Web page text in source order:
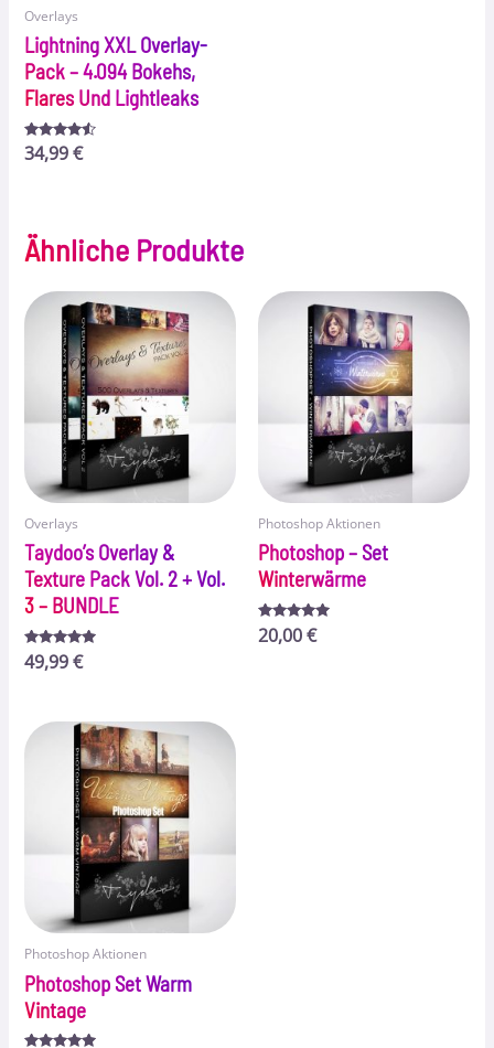
Overlays
Lightning XXL Overlay-
Pack – 4.094 Bokehs,
Flares Und Lightleaks
Bewertet
mit
34,99€
Ähnliche Produkte
Overlays
Taydoo’s Overlay &
Texture Pack Vol. 2 + Vol.
3 – BUNDLE
Bewertet
mit
49,99€
Photoshop Aktionen
Photoshop – Set
Winterwärme
Bewertet
mit
20,00€
Photoshop Aktionen
Photoshop Set Warm
Vintage